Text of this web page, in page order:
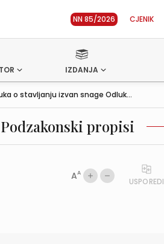
NN 85/2026 CJENIK
IZDANJA
o stavljanju izvan snage Odluk...
Podzakonski propisi
AA
USPOREDI